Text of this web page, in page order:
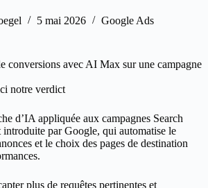
5 mai 2026 Google Ads
conversions avec AI Max sur une campagne
notre verdict
d’IA appliquée aux campagnes Search
par Google, qui automatise le
et le choix des pages de destination
plus de requêtes pertinentes et